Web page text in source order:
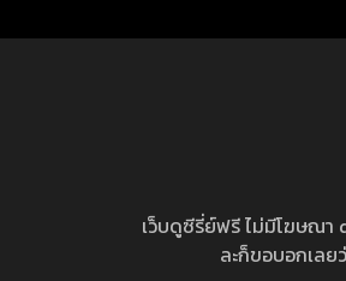
เว็บดูซีรี่ย์ฟรี ไม่มีโฆษณา
ละก็ขอบอกเลย